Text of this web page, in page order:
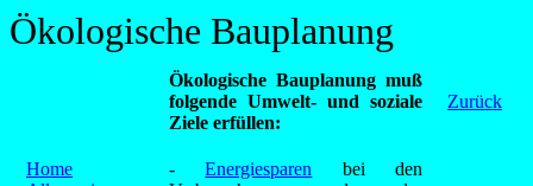
Ökologische Bauplanung
Ökologische Bauplanung muß
folgende Umwelt- und soziale
Ziele erfüllen:
Zurück
Home
-Energiesparen bei den